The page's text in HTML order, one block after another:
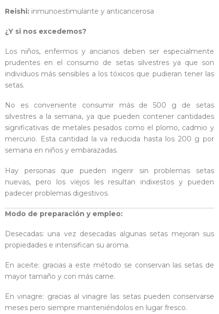
Reishi: inmunoestimulante y anticancerosa
¿Y si nos excedemos?
Los niños, enfermos y ancianos deben ser especialmente
prudentes en el consumo de setas silvestres ya que son
individuos más sensibles a los tóxicos que pudieran tener las
setas.
No es conveniente consumir más de 500 g de setas
silvestres a la semana, ya que pueden contener cantidades
significativas de metales pesados como el plomo, cadmio y
mercurio. Esta cantidad la va reducida hasta los 200 g por
semana en niños y embarazadas.
Hay personas que pueden ingerir sin problemas setas
nuevas, pero los viejos les resultan indixestos y pueden
padecer problemas digestivos.
Modo de preparación y empleo:
Desecadas: una vez desecadas algunas setas mejoran sus
propiedades e intensifican su aroma.
En aceite: gracias a este método se conservan las setas de
mayor tamaño y con más carne.
En vinagre: gracias al vinagre las setas pueden conservarse
meses pero siempre manteniéndolos en lugar fresco.